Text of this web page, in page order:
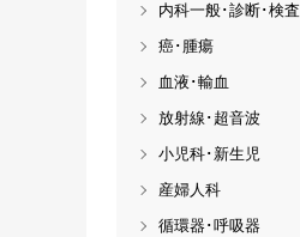
内科一般･診断･検査
癌･腫瘍
血液･輸血
放射線･超音波
小児科･新生児
産婦人科
循環器･呼吸器